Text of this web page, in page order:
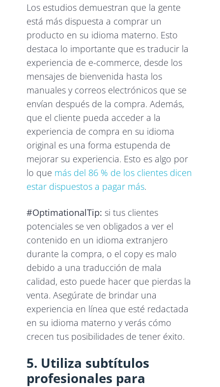
Los estudios demuestran que la gente
está más dispuesta a comprar un
producto en su idioma materno. Esto
destaca lo importante que es traducir la
experiencia de e-commerce, desde los
mensajes de bienvenida hasta los
manuales y correos electrónicos que se
envían después de la compra. Además,
que el cliente pueda acceder a la
experiencia de compra en su idioma
original es una forma estupenda de
mejorar su experiencia. Esto es algo por
lo que más del 86 % de los clientes dicen
estar dispuestos a pagar más.
#OptimationalTip: si tus clientes
potenciales se ven obligados a ver el
contenido en un idioma extranjero
durante la compra, o el copy es malo
debido a una traducción de mala
calidad, esto puede hacer que pierdas la
venta. Asegúrate de brindar una
experiencia en línea que esté redactada
en su idioma materno y verás cómo
crecen tus posibilidades de tener éxito.
5. Utiliza subtítulos
profesionales para